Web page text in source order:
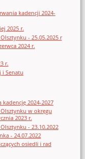
kadencji 2024-
2025 r.
- 25.05.2025 r
2024 r.
r.
i Senatu
2024-2027
w okręgu
2023 r.
- 23.10.2022
- 24.07.2022
osiedli i rad